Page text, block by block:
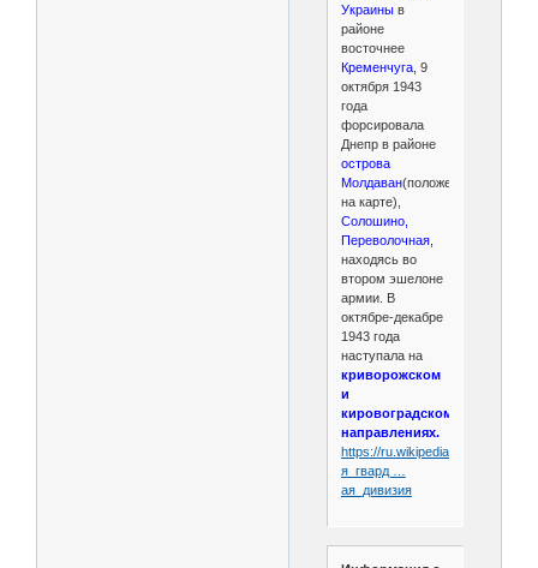
Украиныв
районе
восточнее
Кременчуга, 9
октября 1943
года
форсировала
Днепр в районе
острова
Молдаван(положение
на карте),
Солошино,
Переволочная,
находясь во
втором эшелоне
армии. В
октябре-декабре
1943 года
наступала на
криворожском
и
кировоградском
направлениях.
https://ru.wikipedia.org/wiki/1-
я_гвард …
ая_дивизия